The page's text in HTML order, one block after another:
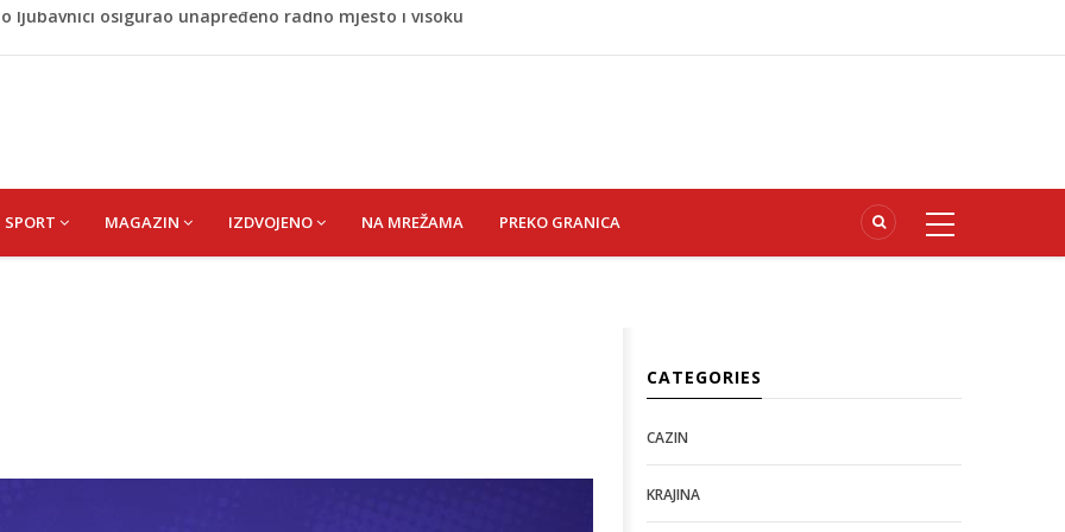
Alija Izetbegović, lider koji nije odstupao od svojih
njegova reakcija je hit (VIDEO)
ljubavnici osigurao unapređeno radno mjesto i visoku
SPORT MAGAZIN IZDVOJENO NA MREŽAMA PREKO GRANICA
CATEGORIES
CAZIN
KRAJINA